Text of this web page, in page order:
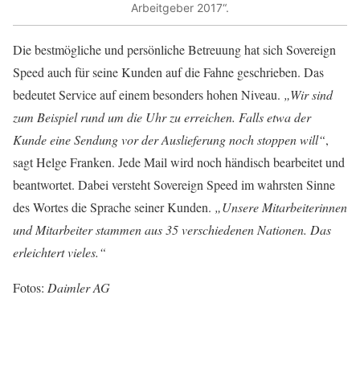
Arbeitgeber 2017“.
Die bestmögliche und persönliche Betreuung hat sich Sovereign
Speed auch für seine Kunden auf die Fahne geschrieben. Das
bedeutet Service auf einem besonders hohen Niveau. „Wir sind
zum Beispiel rund um die Uhr zu erreichen. Falls etwa der
Kunde eine Sendung vor der Auslieferung noch stoppen will“,
sagt Helge Franken. Jede Mail wird noch händisch bearbeitet und
beantwortet. Dabei versteht Sovereign Speed im wahrsten Sinne
des Wortes die Sprache seiner Kunden. „Unsere Mitarbeiterinnen
und Mitarbeiter stammen aus 35 verschiedenen Nationen. Das
erleichtert vieles.“
Fotos: Daimler AG